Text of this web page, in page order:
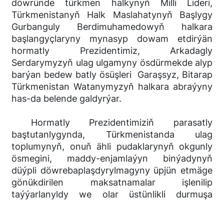
döwründe türkmen halkynyň Milli Lideri,
Türkmenistanyň Halk Maslahatynyň Başlygy
Gurbanguly Berdimuhamedowyň halkara
başlangyçlaryny mynasyp dowam etdirýän
hormatly Prezidentimiz, Arkadagly
Serdarymyzyň ulag ulgamyny ösdürmekde alyp
barýan bedew batly ösüşleri Garaşsyz, Bitarap
Türkmenistan Watanymyzyň halkara abraýyny
has-da belende galdyrýar.
Hormatly Prezidentimiziň parasatly
baştutanlygynda, Türkmenistanda ulag
toplumynyň, onuň ähli pudaklarynyň okgunly
ösmegini, maddy-enjamlaýyn binýadynyň
düýpli döwrebaplaşdyrylmagyny üpjün etmäge
gönükdirilen maksatnamalar işlenilip
taýýarlanyldy we olar üstünlikli durmuşa